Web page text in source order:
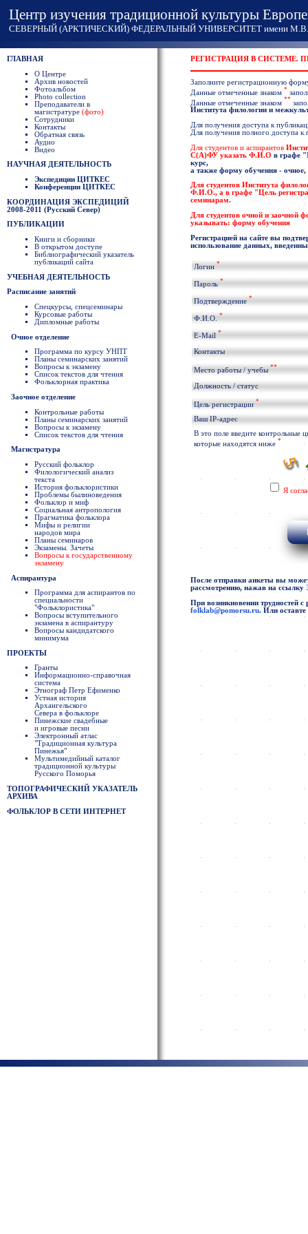
Центр изучения традиционной культуры
СЕВЕРНЫЙ (АРКТИЧЕСКИЙ) ФЕДЕРАЛЬНЫЙ УНИВЕРСИТЕТ имени М.В.
ГЛАВНАЯ
О Центре
Архив новостей
Фотоальбом
Photo collection
Преподаватели в
магистратуре (фото)
Сотрудники
Контакты
Обратная связь
Аудио
Видео
НАУЧНАЯ ДЕЯТЕЛЬНОСТЬ
Экспедиции ЦИТКЕС
Конференции ЦИТКЕС
КООРДИНАЦИЯ ЭКСПЕДИЦИЙ
2008-2011 (Русский Север)
ПУБЛИКАЦИИ
Книги и сборники
В открытом доступе
Библиографический указатель
публикаций сайта
УЧЕБНАЯ ДЕЯТЕЛЬНОСТЬ
Расписание занятий
Спецкурсы, спецсеминары
Курсовые работы
Дипломные работы
Очное отделение
Программа по курсу УНПТ
Планы семинарских занятий
Вопросы к экзамену
Список текстов для чтения
Фольклорная практика
Заочное отделение
Контрольные работы
Планы семинарских занятий
Вопросы к экзамену
Список текстов для чтения
Магистратура
Русский фольклор
Филологический анализ
текста
История фольклористики
Проблемы былиноведения
Фольклор и миф
Социальная антропология
Прагматика фольклора
Мифы и религии
народов мира
Планы семинаров
Экзамены. Зачеты
Вопросы к государственному
экзамену
Аспирантура
Программа для аспирантов по
специальности
"Фольклористика"
Вопросы вступительного
экзамена в аспирантуру
Вопросы кандидатского
минимума
ПРОЕКТЫ
Гранты
Информационно-справочная
система
Этнограф Петр Ефименко
Устная история
Архангельского
Севера в фольклоре
Пинежские свадебные
и игровые песни
Электронный атлас
"Традиционная культура
Пинежья"
Мультимедийный каталог
традиционной культуры
Русского Поморья
ТОПОГРАФИЧЕСКИЙ УКАЗАТЕЛЬ
АРХИВА
ФОЛЬКЛОР В СЕТИ ИНТЕРНЕТ
РЕГИСТРАЦИЯ В СИСТЕМЕ.
Заполните регистрационную
Данные отмеченные знаком *
Данные отмеченные знаком **
Института филологии и
Для получения доступа к
Для получения полного доступа к
Для студентов и аспирантов
С(А)ФУ указать Ф.И.О в графе
курс,
а также форму обучения - очное,
Для студентов Института
Ф.И.О., а в графе "Цель
семинарам.
Для студентов очной и
указывать: форму обучения
Регистрацией на сайте вы
использование данных,
Логин *
Пароль *
Подтверждение *
Ф.И.О. *
E-Mail *
Контакты
Место работы / учебы **
Должность / статус
Цель регистрации *
Ваш IP-адрес
В это поле введите контрольные
которые находятся ниже *
Я
После отправки анкеты вы
рассмотрению, нажав на ссылку
При возникновении трудностей с
folklab@pomorsu.ru. Или